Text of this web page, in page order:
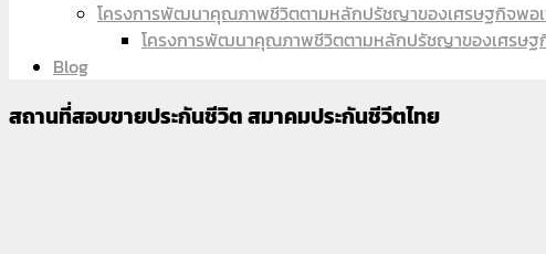
โครงการพัฒนาคุณภาพชีวิตตามหลักปรัชญาของเศรษฐกิจพอเ
โครงการพัฒนาคุณภาพชีวิตตามหลักปรัชญาของเศรษฐ
Blog
สถานที่สอบขายประกันชีวิต สมาคมประกันชีวีตไทย